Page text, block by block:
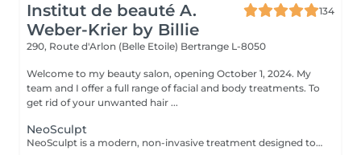
Institut de beauté A.
Weber-Krier by Billie
134
290, Route d'Arlon (Belle Etoile) Bertrange L-8050
Welcome to my beauty salon, opening October 1, 2024. My
team and I offer a full range of facial and body treatments. To
get rid of your unwanted hair ...
NeoSculpt
NeoSculpt is a modern, non-invasive treatment designed to sculpt the body, strengthen muscles and reduce fat. Using high-intensity electromagnetic energy, it triggers deep muscle contractions that cannot be achieved through conventional workouts. One session equals thousands of powerful muscle contractions and helps to: build and define muscles reduce fat improve body shape and contours The treatment is painless, safe and requires no downtime. NeoSculpt is ideal for the abdomen, buttocks, legs and arms and is suitable for both women and men.